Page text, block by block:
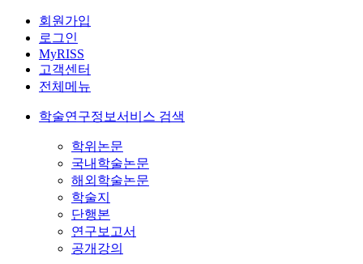
회원가입
로그인
MyRISS
고객센터
전체메뉴
학술연구정보서비스 검색
학위논문
국내학술논문
해외학술논문
학술지
단행본
연구보고서
공개강의